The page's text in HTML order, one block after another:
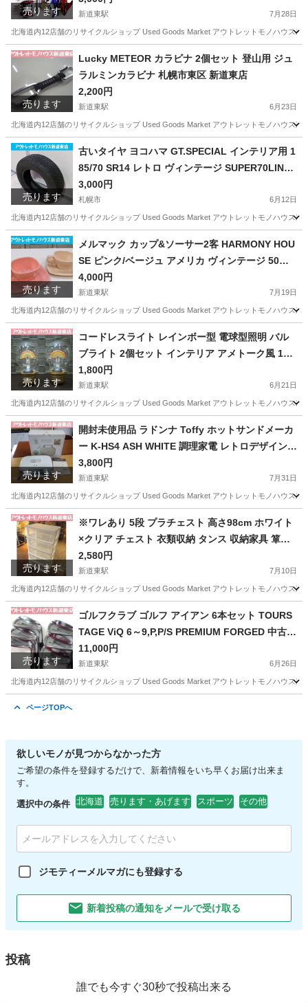
売ります
新道東店
新道東駅 7月28日
北海道内12店舗のリサイクルショップ Used Goods Market アウトレットモノハウ
北海道 札幌市 おもちゃ スーパー戦隊
売ります
Lucky METEOR カラビナ 2個セット 登山用 ジュ
ラルミンカラビナ 札幌市東区 新道東店
2,200円
新道東駅 6月23日
北海道内12店舗のリサイクルショップ Used Goods Market アウトレットモノハウ
北海道 札幌市 新道東駅
売ります
古いタイヤ ヨコハマ GT.SPECIAL インテリア用 1
85/70 SR14 レトロ ヴィンテージ SUPER70LINE
YOKOHAMA GTスペシャル 札幌市東区 新道東店
3,000円
札幌市 6月12日
北海道内12店舗のリサイクルショップ Used Goods Market アウトレットモノハウ
北海道 札幌市 タイヤ、ホイール レトロ
売ります
メルマック カップ&ソーサー2客 HARMONY HOU
SE ピンク/ベージュ アメリカ ヴィンテージ 50年
代 TALK OF THE TOWN MELMAC 札幌市東区 新
道東店
4,000円
新道東駅 7月19日
北海道内12店舗のリサイクルショップ Used Goods Market アウトレットモノハウ
北海道 札幌市 新道東駅 食器 ヴィンテージ
売ります
コードレスライト レインボー型 電球型照明 バル
ブライト 2個セット インテリア アメトーク風 1個
充電不可 札幌市東区 新道東店
1,800円
新道東駅 6月21日
北海道内12店舗のリサイクルショップ Used Goods Market アウトレットモノハウ
北海道 札幌市 新道東駅 照明器具
売ります
開封未使用品 ラドンナ Toffy ホットサンドメーカ
ー K-HS4 ASH WHITE 調理家電 レトロデザイン/
カラー 札幌市東区 新道東店
3,800円
新道東駅 7月31日
北海道内12店舗のリサイクルショップ Used Goods Market アウトレットモノハウ
北海道 札幌市 新道東駅 キッチン家電 Toffy
売ります
※ワレあり 5段 プラチェスト 高さ98cm ホワイト
×クリア チェスト 衣類収納 タンス 収納家具 箪笥
たんす 衣替え 札幌市東区 新道東店
2,580円
新道東駅 7月10日
北海道内12店舗のリサイクルショップ Used Goods Market アウトレットモノハウ
北海道 札幌市 新道東駅 収納家具
売ります
ゴルフクラブ ゴルフ アイアン 6本セット TOURS
TAGE ViQ 6～9,P,P/S PREMIUM FORGED 中古
ツアーステージ 札幌市東区 新道東店
11,000円
新道東駅 6月26日
北海道内12店舗のリサイクルショップ Used Goods Market アウトレットモノハウ
ページTOPへ
欲しいモノが見つからなかった方
ご希望の条件を登録するだけで、新着情報をいち早くお届け出来ま
す。
選択中の条件 北海道 売ります・あげます スポーツ その他
ジモティーメルマガにも登録する
新着投稿の通知をメールで受け取る
投稿
誰でも今すぐ30秒で投稿出来る